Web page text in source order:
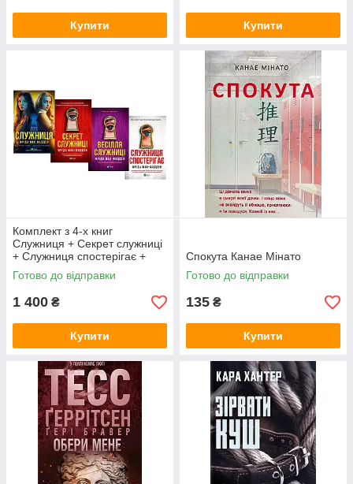
Купити Купити
Комплект з 4-х книг
Служниця + Секрет служниці
+ Служниця спостерігає +
Весілля служниці Фріда Мак-
Фадден (Vivat, тверда)
Готово до відправки
1 400 ₴
Купити
Спокута Канае Мінато
Готово до відправки
135 ₴
Купити